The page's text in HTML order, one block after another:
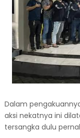
Dalam
aksi nekatnya ini
tersangka dulu